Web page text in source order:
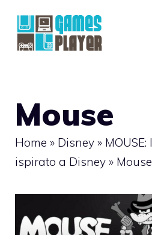
contenuto
Mouse
Home » Disney »
ispirato a Disney » Mouse